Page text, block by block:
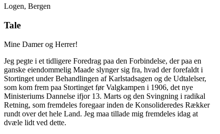
Logen, Bergen
Tale
Mine Damer og Herrer!
Jeg pegte i et tidligere Foredrag paa den Forbindelse, der paa en
ganske eiendommelig Maade slynger sig fra, hvad der forefaldt i
Stortinget under Behandlingen af Karlstadsagen og de Udtalelser,
som kom frem paa Stortinget før Valgkampen i 1906, det nye
Ministeriums Dannelse ifjor 13. Marts og den Svingning i radikal
Retning, som fremdeles foregaar inden de Konsolideredes Rækker
rundt over det hele Land. Jeg maa tillade mig fremdeles idag at
dvæle lidt ved dette.